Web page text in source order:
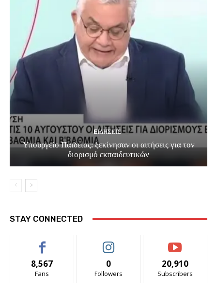
EΙΔΗΣΕΙΣ
Υπουργείο Παιδείας: ξεκίνησαν οι αιτήσεις για τον
διορισμό εκπαιδευτικών
STAY CONNECTED
8,567
Fans
0
Followers
20,910
Subscribers